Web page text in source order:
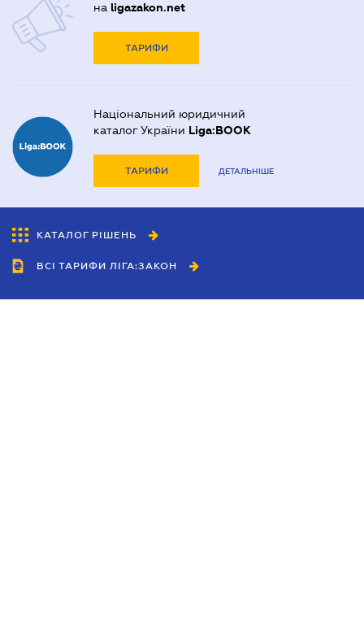
на ligazakon.net
ТАРИФИ
Національний юридичний
каталог України Liga:BOOK
ТАРИФИ ДЕТАЛЬНІШЕ
КАТАЛОГ РІШЕНЬ
ВСІ ТАРИФИ ЛІГА:ЗАКОН